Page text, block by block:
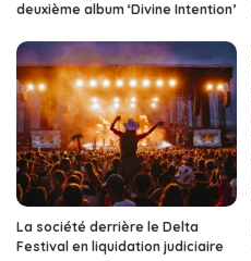
deuxième album ‘Divine Intention’
La société derrière le Delta
Festival en liquidation judiciaire